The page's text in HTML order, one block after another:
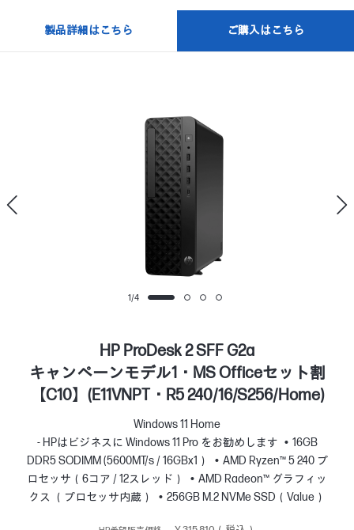
製品詳細はこちら ご購入はこちら
1/4
HP ProDesk 2 SFF G2a
キャンペーンモデル1・MS Officeセット割
【C10】(E11VNPT・R5 240/16/S256/Home)
Windows 11 Home
- HPはビジネスに Windows 11 Pro をお勧めします
16GB
DDR5 SODIMM (5600MT/s / 16GBx1）
AMD Ryzen™ 5 240 プ
ロセッサ（6コア / 12スレッド）
AMD Radeon™ グラフィッ
クス （プロセッサ内蔵）
256GB M.2 NVMe SSD（Value）